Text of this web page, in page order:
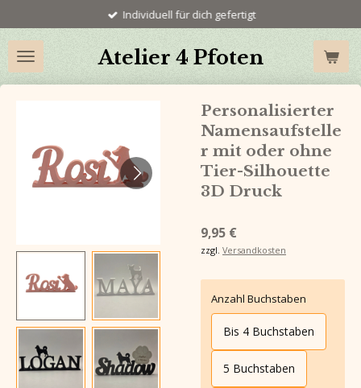
springen
Atelier 4 Pfoten
Individuell für dich gefertigt
Personalisierter
Namensaufstelle
r mit oder ohne
Tier-Silhouette
3D Druck
9,95 €
zzgl. Versandkosten
Anzahl Buchstaben
Bis 4 Buchstaben
5 Buchstaben